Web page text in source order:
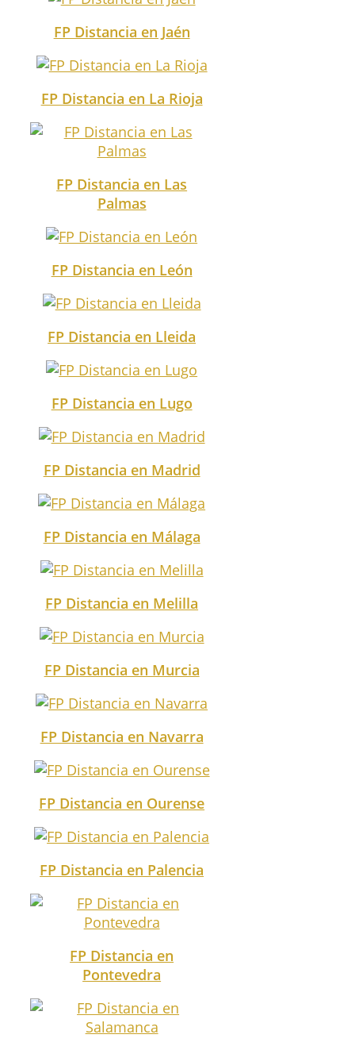
FP Distancia en Jaén
FP Distancia en La Rioja
FP Distancia en Las
Palmas
FP Distancia en León
FP Distancia en Lleida
FP Distancia en Lugo
FP Distancia en Madrid
FP Distancia en Málaga
FP Distancia en Melilla
FP Distancia en Murcia
FP Distancia en Navarra
FP Distancia en Ourense
FP Distancia en Palencia
FP Distancia en
Pontevedra